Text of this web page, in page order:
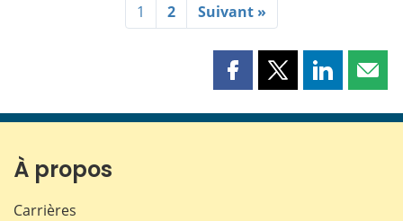
1 2 Suivant »
Partager
page
Partager
page
Partager
page page
À propos
Carrières